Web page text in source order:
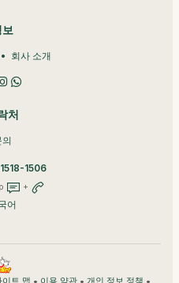
회사 소개
처
의
1506
+
어
• • •